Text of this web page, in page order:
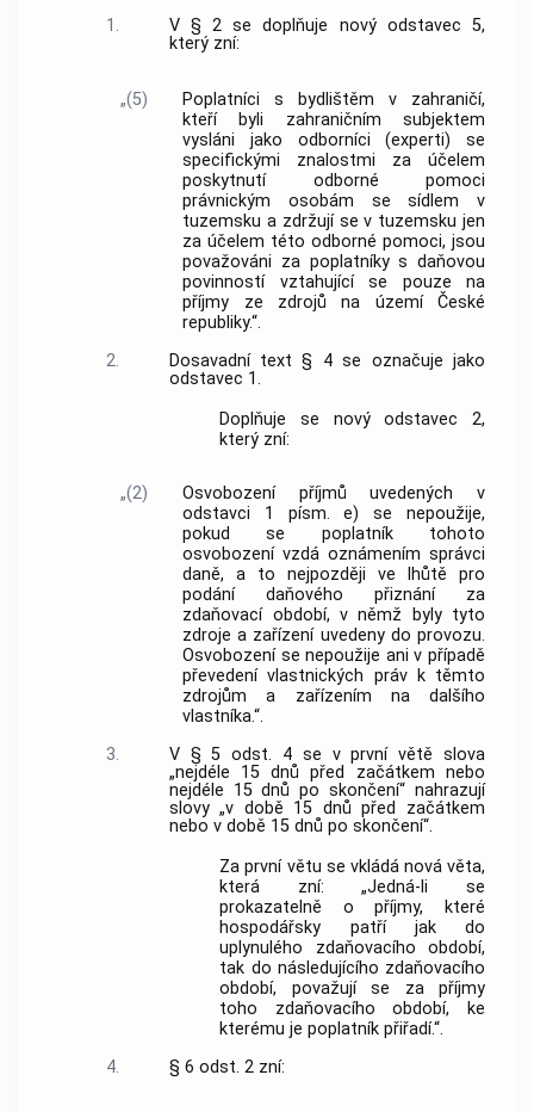
1.
V § 2 se doplňuje nový odstavec 5,
který zní:
„(5)
Poplatníci s bydlištěm v zahraničí,
kteří byli zahraničním subjektem
vysláni jako odborníci (experti) se
specifickými znalostmi za účelem
poskytnutí odborné pomoci
právnickým osobám se sídlem v
tuzemsku a zdržují se v tuzemsku jen
za účelem této odborné pomoci, jsou
považováni za poplatníky s daňovou
povinností vztahující se pouze na
příjmy ze zdrojů na území České
republiky.“.
2.
Dosavadní text § 4 se označuje jako
odstavec 1.
Doplňuje se nový odstavec 2,
který zní:
„(2)
Osvobození příjmů uvedených v
odstavci 1 písm. e) se nepoužije,
pokud se poplatník tohoto
osvobození vzdá oznámením správci
daně, a to nejpozději ve lhůtě pro
podání daňového přiznání za
zdaňovací období, v němž byly tyto
zdroje a zařízení uvedeny do provozu.
Osvobození se nepoužije ani v případě
převedení vlastnických práv k těmto
zdrojům a zařízením na dalšího
vlastníka.“.
3.
V § 5 odst. 4 se v první větě slova
„nejdéle 15 dnů před začátkem nebo
nejdéle 15 dnů po skončení“ nahrazují
slovy „v době 15 dnů před začátkem
nebo v době 15 dnů po skončení“.
Za první větu se vkládá nová věta,
která zní: „Jedná-li se
prokazatelně o příjmy, které
hospodářsky patří jak do
uplynulého zdaňovacího období,
tak do následujícího zdaňovacího
období, považují se za příjmy
toho zdaňovacího období, ke
kterému je poplatník přiřadí.“.
4.
§ 6 odst. 2 zní: